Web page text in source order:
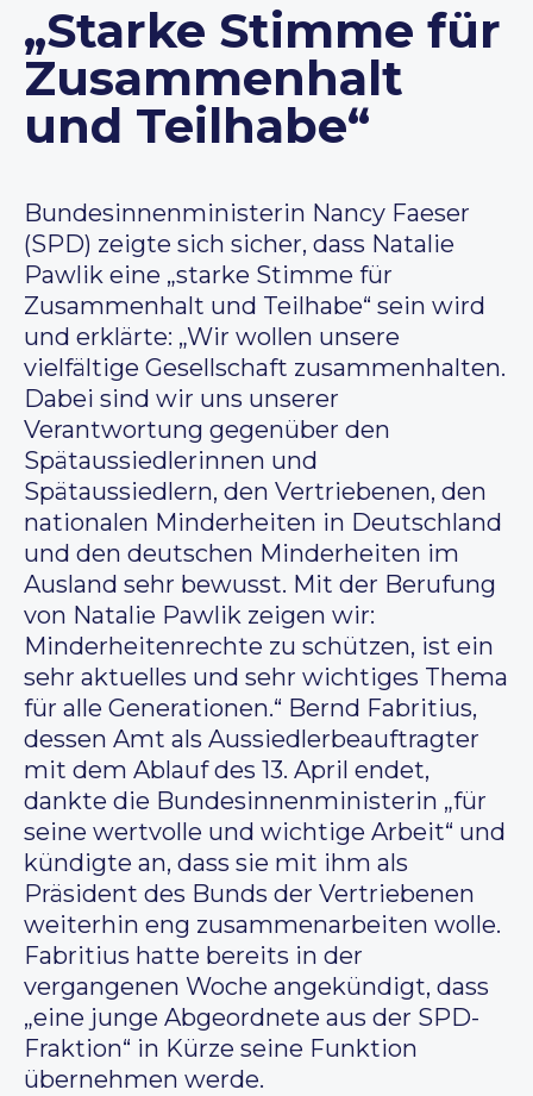
„Starke Stimme für
Zusammenhalt
und Teilhabe“
Bundesinnenministerin Nancy Faeser
(SPD) zeigte sich sicher, dass Natalie
Pawlik eine „starke Stimme für
Zusammenhalt und Teilhabe“ sein wird
und erklärte: „Wir wollen unsere
vielfältige Gesellschaft zusammenhalten.
Dabei sind wir uns unserer
Verantwortung gegenüber den
Spätaussiedlerinnen und
Spätaussiedlern, den Vertriebenen, den
nationalen Minderheiten in Deutschland
und den deutschen Minderheiten im
Ausland sehr bewusst. Mit der Berufung
von Natalie Pawlik zeigen wir:
Minderheitenrechte zu schützen, ist ein
sehr aktuelles und sehr wichtiges Thema
für alle Generationen.“ Bernd Fabritius,
dessen Amt als Aussiedlerbeauftragter
mit dem Ablauf des 13. April endet,
dankte die Bundesinnenministerin „für
seine wertvolle und wichtige Arbeit“ und
kündigte an, dass sie mit ihm als
Präsident des Bunds der Vertriebenen
weiterhin eng zusammenarbeiten wolle.
Fabritius hatte bereits in der
vergangenen Woche angekündigt, dass
„eine junge Abgeordnete aus der SPD-
Fraktion“ in Kürze seine Funktion
übernehmen werde.